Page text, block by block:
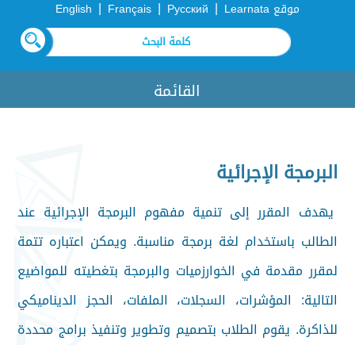
موقع Learnata |
Русский
|
Français
|
English
القائمة
البرمجة الإجرائية
يهدف المقرر إلى تنمية مفهوم البرمجة الإجرائية عند
الطالب باستخدام لغة برمجة مناسبة. ويمكن اعتباره تتمة
لمقرر مقدمة في الخوارزميات والبرمجة بتغطيته للمواضيع
التالية: المؤشرات، السجلات، الملفات، الحجز الديناميكي
للذاكرة. يقوم الطلاب بتصميم وتطوير وتنفيذ برامج محددة